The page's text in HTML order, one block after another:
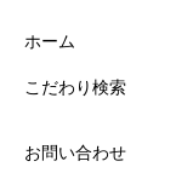
ホーム
こだわり検索
お問い合わせ